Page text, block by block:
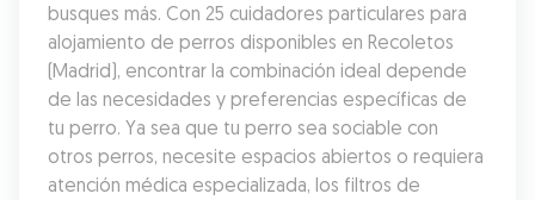
busques más. Con 25 cuidadores particulares para
alojamiento de perros disponibles en Recoletos
(Madrid), encontrar la combinación ideal depende
de las necesidades y preferencias específicas de
tu perro. Ya sea que tu perro sea sociable con
otros perros, necesite espacios abiertos o requiera
atención médica especializada, los filtros de